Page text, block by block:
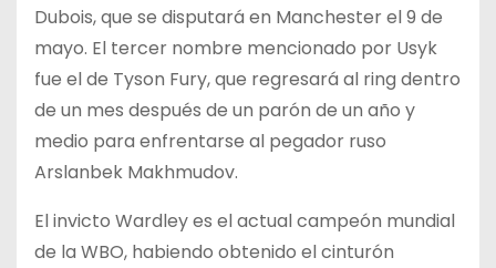
Dubois, que se disputará en Manchester el 9 de
mayo. El tercer nombre mencionado por Usyk
fue el de Tyson Fury, que regresará al ring dentro
de un mes después de un parón de un año y
medio para enfrentarse al pegador ruso
Arslanbek Makhmudov.
El invicto Wardley es el actual campeón mundial
de la WBO, habiendo obtenido el cinturón